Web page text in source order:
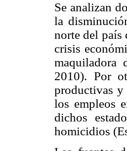
Se analizan
la
norte del país
crisis
maquiladora
2010). Por
productivas y
los empleos
dichos
homicidios